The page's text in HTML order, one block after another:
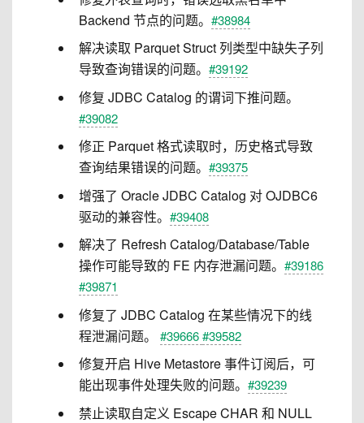
Backend 节点的问题。 #38984
解决读取 Parquet Struct 列类型中缺失子列
导致查询错误的问题。 #39192
修复 JDBC Catalog 的谓词下推问题。
#39082
修正 Parquet 格式读取时，历史格式导致
查询结果错误的问题。 #39375
增强了 Oracle JDBC Catalog 对 OJDBC6
驱动的兼容性。 #39408
解决了 Refresh Catalog/Database/Table
操作可能导致的 FE 内存泄漏问题。 #39186
#39871
修复了 JDBC Catalog 在某些情况下的线
程泄漏问题。 #39666#39582
修复开启 Hive Metastore 事件订阅后，可
能出现事件处理失败的问题。 #39239
禁止读取自定义 Escape CHAR 和 NULL